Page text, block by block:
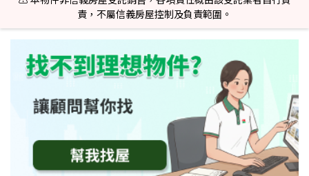
責，不屬信義房屋控制及負責範圍。